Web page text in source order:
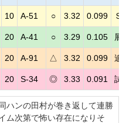
10 A-51 ○ 3.32 0.099 Ｓ
20 A-41 ○ 3.29 0.105 展
20 A-91 △ 3.32 0.099 追
20 S-34 ◎ 3.33 0.091 試
ハンの田村が巻き返して連勝
ム次第で怖い存在になりそ